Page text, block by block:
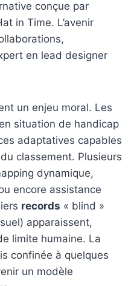
conçue par
in Time. L’avenir
en lead designer
un enjeu moral. Les
situation de handicap
adaptatives capables
classement. Plusieurs
dynamique,
encore assistance
records « blind »
apparaissent,
limite humaine. La
confinée à quelques
un modèle